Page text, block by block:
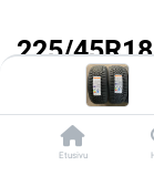
Etusivu
225/
Snow WP6
Tuotekoodi:
88,50€